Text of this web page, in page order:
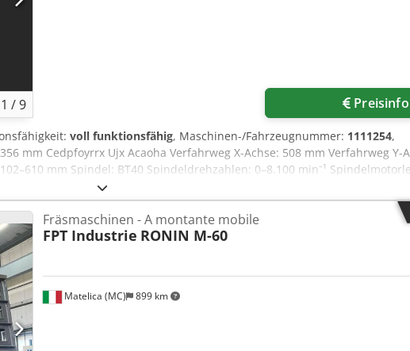
1 /9 Preisinfo
voll funktionsfähig, Maschinen-/Fahrzeugnummer: 1111254,
mm Cedpfoyrrx Ujx Acaoha Verfahrweg X-Achse: 508 mm Verfahrweg Y-
mm Spindel: BT40 Spindeldrehzahlen: 0–8.100 min⁻¹
Werkzeuge Ungefähres Gewicht: 3.220 kg AUSSTATTUNG DER MASCHINE:
Filtermist-Absaugsystem 10 verschiedene BT40 Werkzeughalter
Vollverkleidung
Matelica (MC) 899 km
Fräsmaschinen - A montante mobile
FPT Industrie RONIN M-60